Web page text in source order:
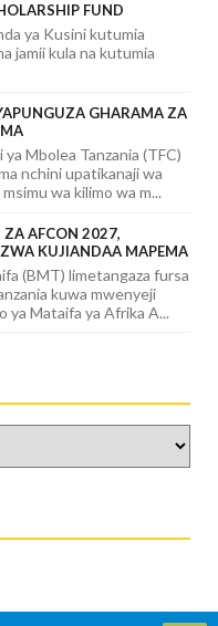
FUND
ya Kusini kutumia
jamii kula na kutumia
GHARAMA ZA
Mbolea Tanzania (TFC)
nchini upatikanaji wa
wa kilimo wa m...
ZA AFCON 2027,
KUJIANDAA MAPEMA
(BMT) limetangaza fursa
kuwa mwenyeji
ya Mataifa ya Afrika A...